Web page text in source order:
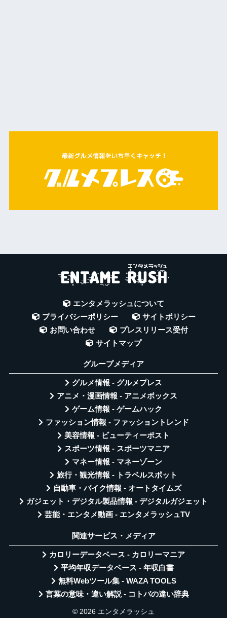
エンタメラッシュについて
プライバシーポリシー
サイトポリシー
お問い合わせ
プレスリリース受付
サイトマップ
グループメディア
グルメ情報 - グルメプレス
アニメ・漫画情報 - アニメボックス
ゲーム情報 - ゲームハック
ファッション情報 - ファッショントレンド
美容情報 - ビューティーポスト
スポーツ情報 - スポーツマニア
マネー情報 - マネーゾーン
旅行・観光情報 - トラベルスポット
自動車・バイク情報 - オートタイムズ
ガジェット・デジタル製品情報 - デジタルガジェット
芸能・エンタメ動画 - エンタメラッシュTV
関連サービス・メディア
カロリーデータベース - カロリーマニア
平均年収データベース - 年収白書
無料Webツール集 - WAZA TOOLS
言葉の意味・違い解説 - コトバの違い辞典
© 2026 エンタメラッシュ